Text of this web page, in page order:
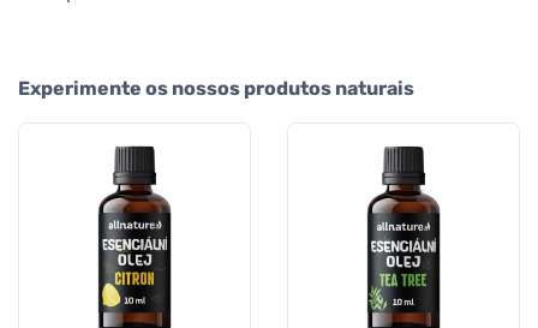
Experimente os nossos produtos naturais